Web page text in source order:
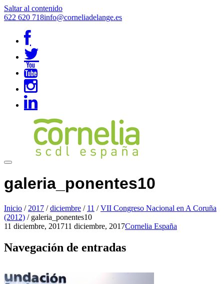
Saltar al contenido
622 620 718info@corneliadelange.es
galeria_ponentes10
Inicio / 2017 / diciembre / 11 / VII Congreso Nacional en A Coruña
(2012) / galeria_ponentes10
11 diciembre, 201711 diciembre, 2017Cornelia España
Navegación de entradas